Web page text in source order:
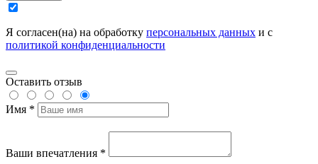
Я согласен(на) на обработку персональных данных и с
политикой конфиденциальности
Оставить отзыв
Имя *
Ваши впечатления *